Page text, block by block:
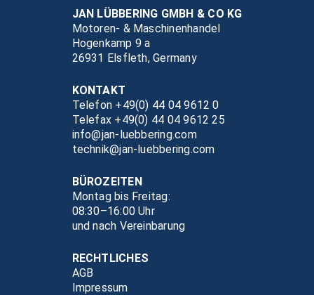
JAN LÜBBERING GMBH & CO KG
Motoren- & Maschinenhandel
Hogenkamp 9 a
26931 Elsfleth, Germany
KONTAKT
Telefon +49(0) 44 04 9612 0
Telefax +49(0) 44 04 9612 25
info@jan-luebbering.com
technik@jan-luebbering.com
BÜROZEITEN
Montag bis Freitag:
08:30–16:00 Uhr
und nach Vereinbarung
RECHTLICHES
AGB
Impressum